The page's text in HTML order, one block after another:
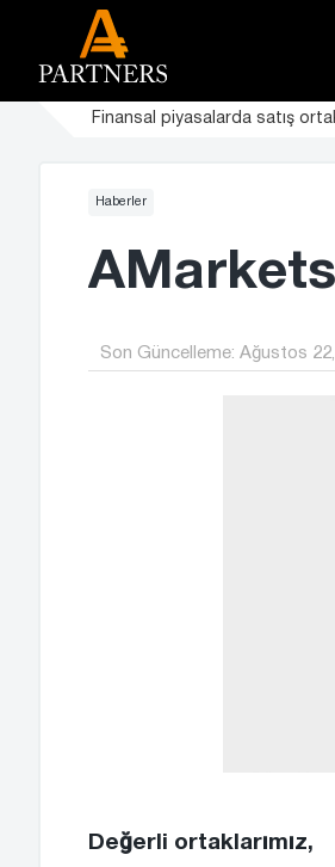
Finansal piyasalarda satış
Haberler
Son Güncelleme: Ağustos
Değerli ortaklarımız,